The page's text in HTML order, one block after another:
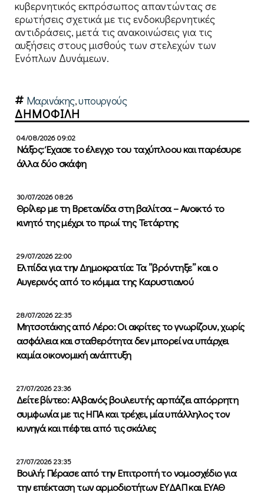
κυβερνητικός εκπρόσωπος απαντώντας σε
ερωτήσεις σχετικά με τις ενδοκυβερνητικές
αντιδράσεις, μετά τις ανακοινώσεις για τις
αυξήσεις στους μισθούς των στελεχών των
Ενόπλων Δυνάμεων.
Μαρινάκης,υπουργούς
ΔΗΜΟΦΙΛΗ
04/08/2026 09:02
Νάξος: Έχασε το έλεγχο του ταχύπλοου και παρέσυρε
άλλα δύο σκάφη
30/07/2026 08:26
Θρίλερ με τη Βρετανίδα στη βαλίτσα – Ανοικτό το
κινητό της μέχρι το πρωί της Τετάρτης
29/07/2026 22:00
Ελπίδα για την Δημοκρατία: Τα ”βρόντηξε” και ο
Αυγερινός από το κόμμα της Καρυστιανού
28/07/2026 22:35
Μητσοτάκης από Λέρο: Οι ακρίτες το γνωρίζουν, χωρίς
ασφάλεια και σταθερότητα δεν μπορεί να υπάρχει
καμία οικονομική ανάπτυξη
27/07/2026 23:36
Δείτε βίντεο: Αλβανός βουλευτής αρπάζει απόρρητη
συμφωνία με τις ΗΠΑ και τρέχει, μία υπάλληλος τον
κυνηγά και πέφτει από τις σκάλες
27/07/2026 23:35
Βουλή: Πέρασε από την Επιτροπή το νομοσχέδιο για
την επέκταση των αρμοδιοτήτων ΕΥΔΑΠ και ΕΥΑΘ